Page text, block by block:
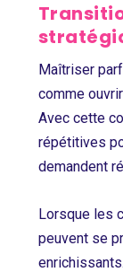
Maîtriser
comme
Avec cette
répétitives
demandent
Lorsque les
peuvent se
enrichissants.